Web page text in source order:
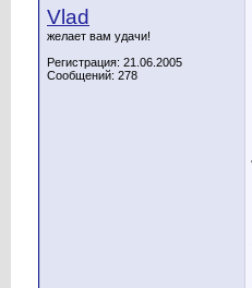
Vlad
желает вам удачи!
Регистрация: 21.06.2005
Сообщений: 278